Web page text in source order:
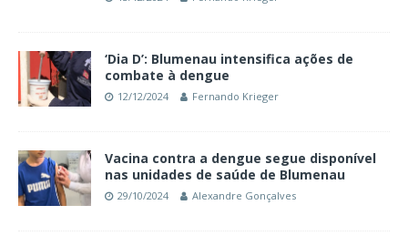
‘Dia D’: Blumenau intensifica ações de
combate à dengue
12/12/2024 Fernando Krieger
Vacina contra a dengue segue disponível
nas unidades de saúde de Blumenau
29/10/2024 Alexandre Gonçalves